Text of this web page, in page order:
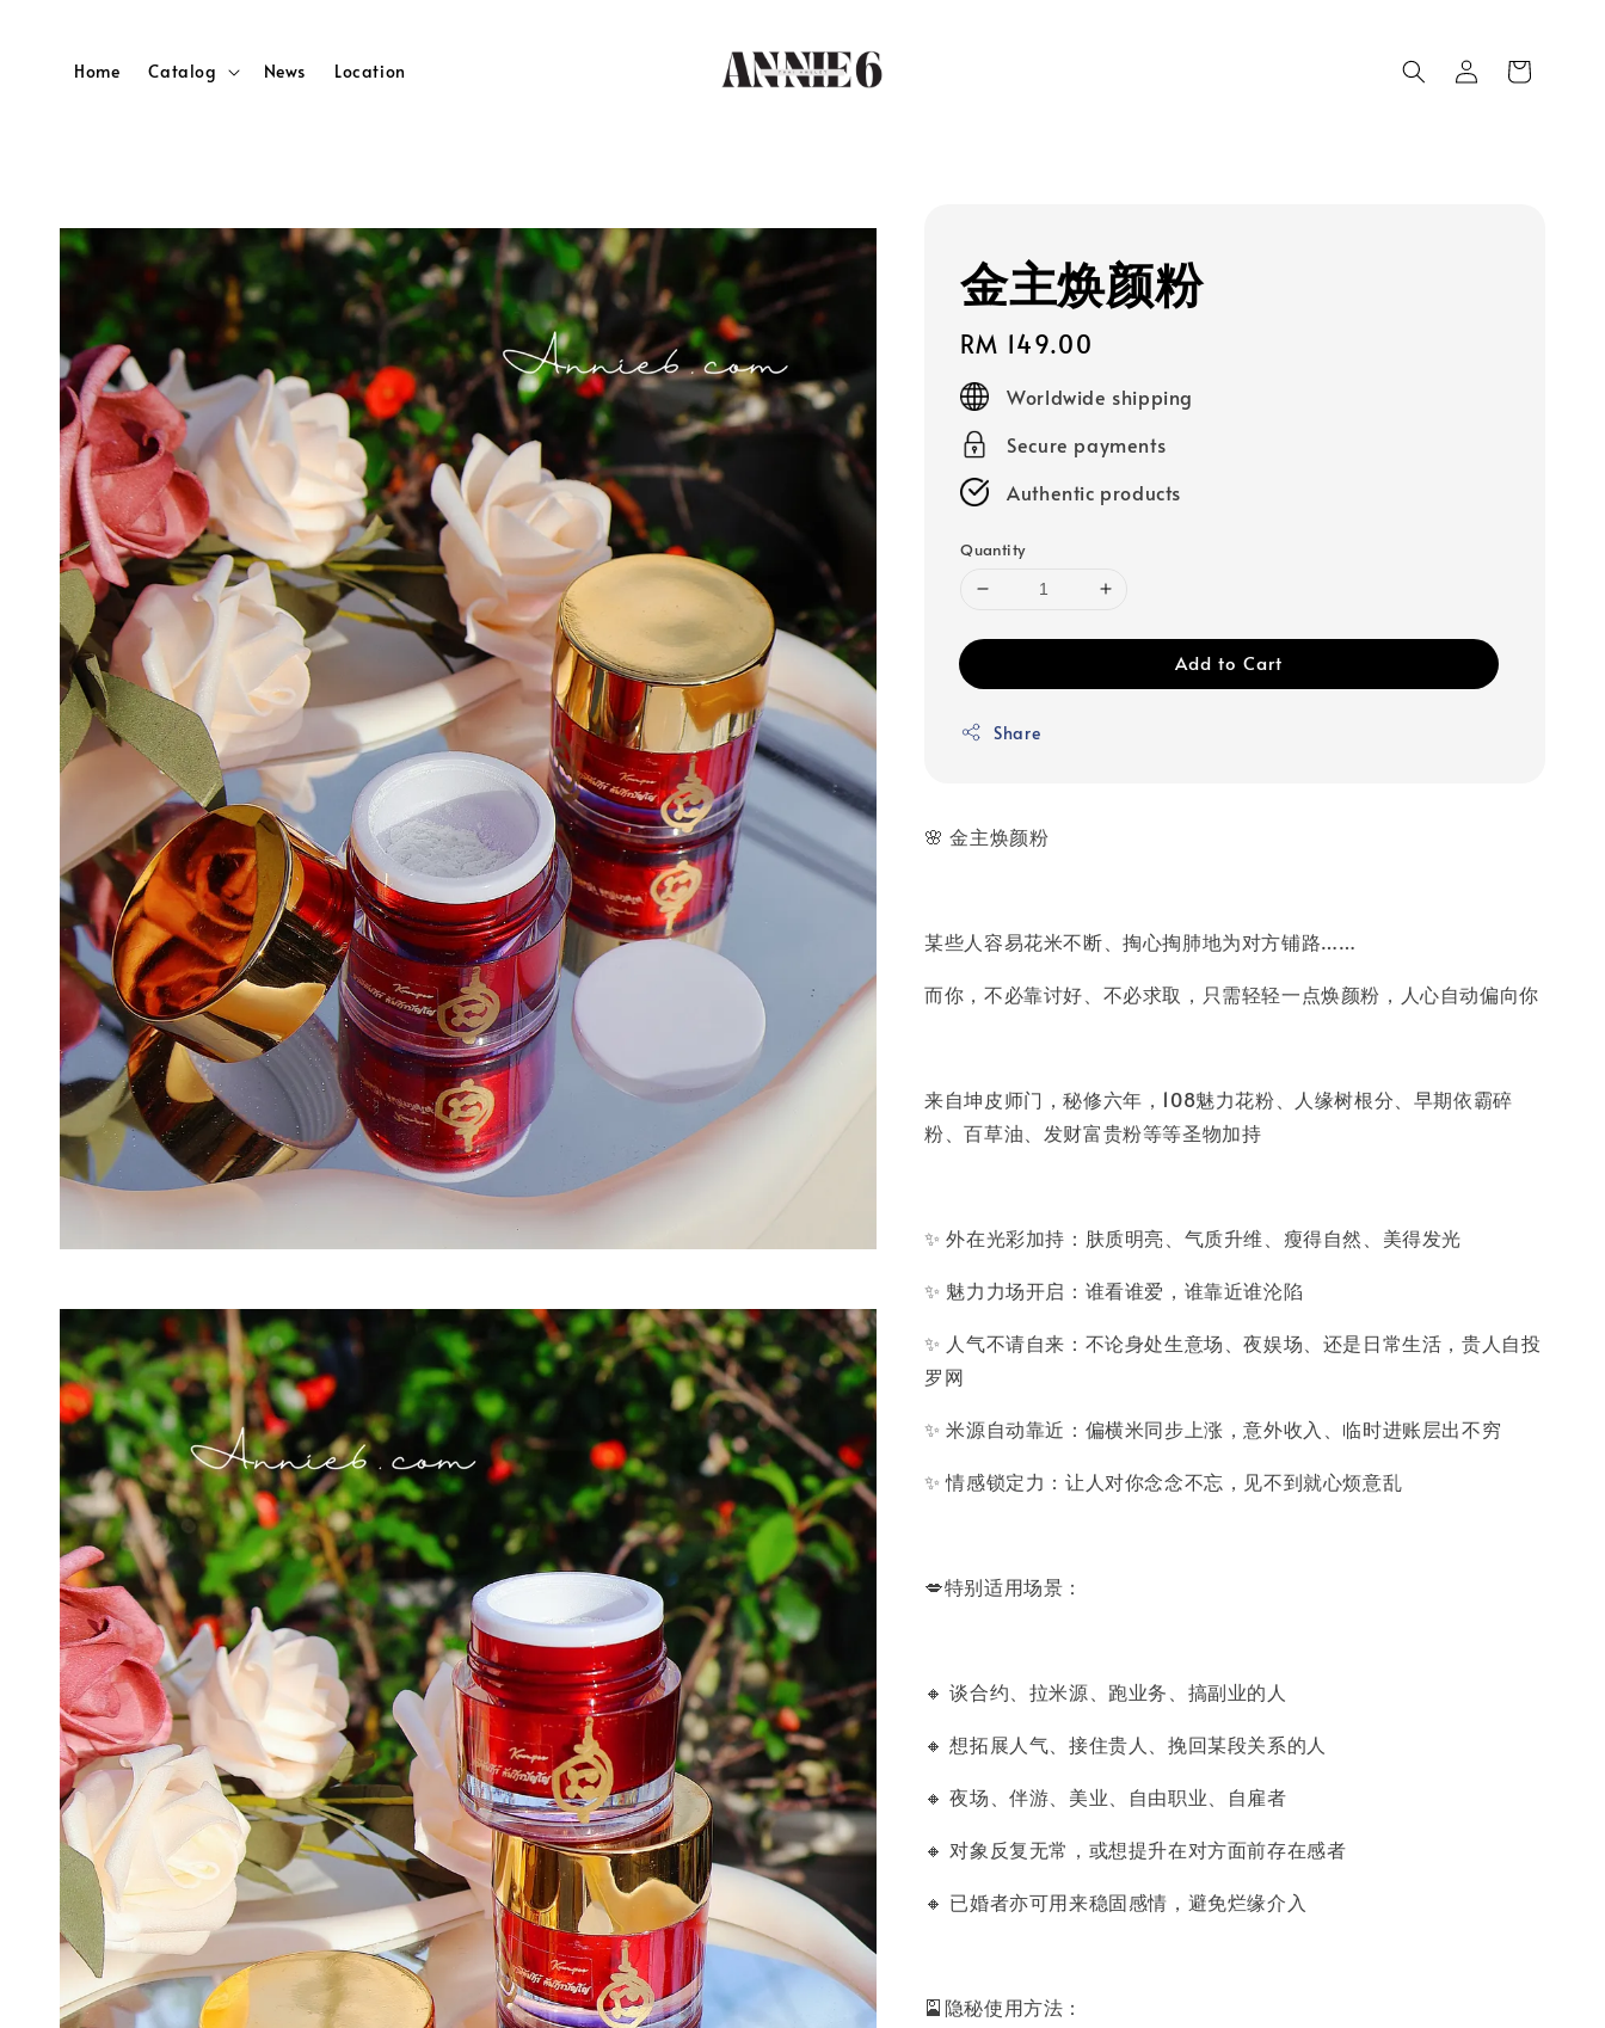
Home Catalog News Location
金主焕颜粉
Regular
price
RM 149.00
Worldwide shipping
Secure payments
Authentic products
Quantity
Add to Cart
Share
🌸 金主焕颜粉
某些人容易花米不断、掏心掏肺地为对方铺路……
而你，不必靠讨好、不必求取，只需轻轻一点焕颜粉，人心自动偏向你
来自坤皮师门，秘修六年，108魅力花粉、人缘树根分、早期依霸碎
粉、百草油、发财富贵粉等等圣物加持
✨ 外在光彩加持：肤质明亮、气质升维、瘦得自然、美得发光
✨ 魅力力场开启：谁看谁爱，谁靠近谁沦陷
✨ 人气不请自来：不论身处生意场、夜娱场、还是日常生活，贵人自投
罗网
✨ 米源自动靠近：偏横米同步上涨，意外收入、临时进账层出不穷
✨ 情感锁定力：让人对你念念不忘，见不到就心烦意乱
💋特别适用场景：
🔸 谈合约、拉米源、跑业务、搞副业的人
🔸 想拓展人气、接住贵人、挽回某段关系的人
🔸 夜场、伴游、美业、自由职业、自雇者
🔸 对象反复无常，或想提升在对方面前存在感者
🔸 已婚者亦可用来稳固感情，避免烂缘介入
🎴隐秘使用方法：